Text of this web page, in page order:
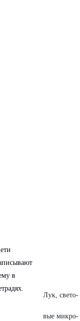
в
Лук, свето-
вые микро-